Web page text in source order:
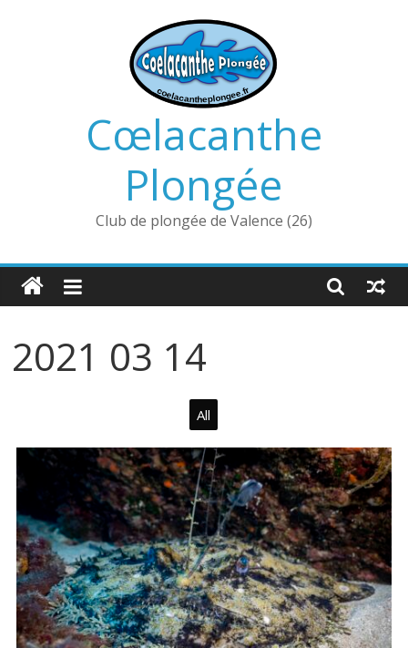
Cœlacanthe
Plongée
Club de plongée de Valence (26)
2021 03 14
All